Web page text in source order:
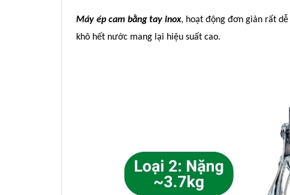
Máy ép cam bằng tay inox, hoạt động đơn giản rất
khô hết nước mang lại hiệu suất cao.